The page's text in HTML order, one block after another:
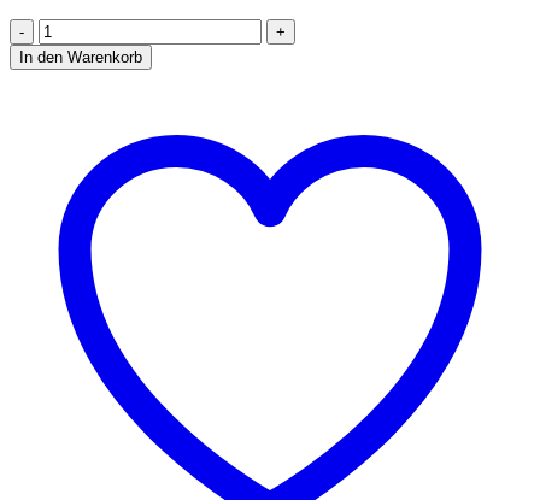
VapeFly
Brunhilde
MTL
Durchmesser
mm,
Verdampfer
für
Zigarette,
silber
Menge
In den Warenkorb